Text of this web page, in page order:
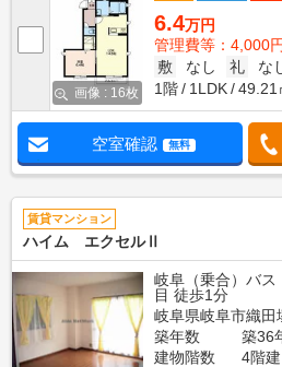
画像 : 16枚
6.4万円
管理費等：4,000円
敷
なし 礼
な
1階
1LDK 49.21
空室確認 無料
賃貸マンション
ハイム エクセルⅡ
岐阜（乗合）バ
目 徒歩1分
岐阜県岐阜市織田
築年数
築36
建物階数
4階建